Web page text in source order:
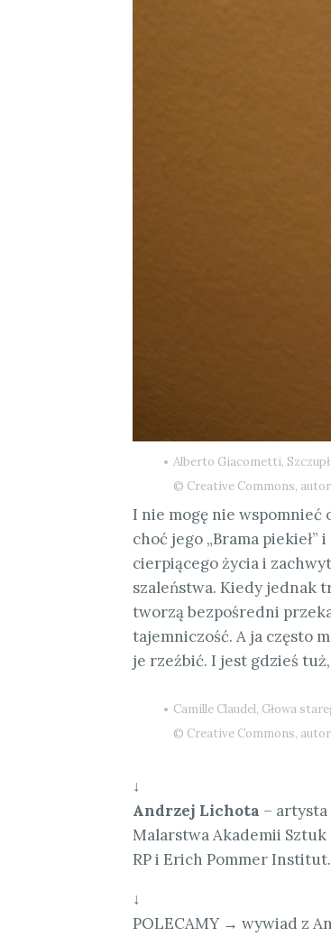
Alberto Giacometti,
© Creative Commons,
I nie mogę nie wspomnieć
choć jego „Brama piekieł”
cierpiącego życia i
szaleństwa. Kiedy jednak
tworzą bezpośredni
tajemniczość. A ja często
je rzeźbić. I jest gdzieś
Camille Claudel, Głowa
© Creative Commons, autor
↓
Andrzej Lichota –
Malarstwa Akademii
RP i Erich Pommer Institut.
↓
POLECAMY → wywiad z